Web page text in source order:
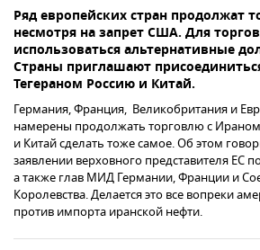
Ряд европейских стран продолжат
несмотря на запрет США. Для
использоваться альтернативные
Страны приглашают
Тегераном Россию и Китай.
Германия, Франция, Великобритания и
намерены продолжать торговлю с
и Китай сделать тоже самое. Об этом
заявлении верховного представителя ЕС
а также глав МИД Германии, Франции и
Королевства. Делается это все вопреки
против импорта иранской нефти.